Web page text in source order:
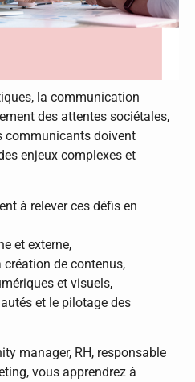
la communication
des attentes sociétales,
communicants doivent
enjeux complexes et
à relever ces défis en
et externe,
création de contenus,
et visuels,
et le pilotage des
manager, RH, responsable
vous apprendrez à